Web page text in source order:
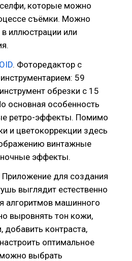
которые можно
съёмки. Можно
иллюстрации или
. Фоторедактор с
59
обрезки с 15
основная особенность
ретро-эффекты. Помимо
и цветокоррекции здесь
винтажные
эффекты.
Приложение для создания
выглядит естественно
алгоритмов машинного
выровнять тон кожи,
добавить контраста,
оптимальное
выбрать